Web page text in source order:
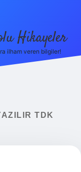
Hikayeler
ilham veren bilgiler!
TDK